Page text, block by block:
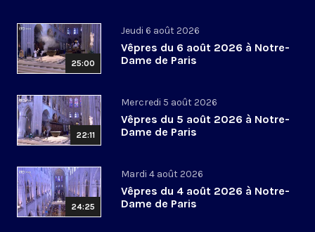
25:00
Jeudi 6 août 2026
Vêpres du 6 août 2026 à Notre-
Dame de Paris
22:11
Mercredi 5 août 2026
Vêpres du 5 août 2026 à Notre-
Dame de Paris
24:25
Mardi 4 août 2026
Vêpres du 4 août 2026 à Notre-
Dame de Paris